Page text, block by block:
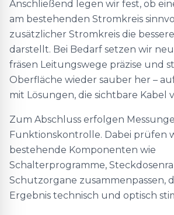
Anschließend legen wir fest, ob
am bestehenden Stromkreis
zusätzlicher Stromkreis die
darstellt. Bei Bedarf setzen wir
fräsen Leitungswege präzise und
Oberfläche wieder sauber her –
mit Lösungen, die sichtbare Kabel
Zum Abschluss erfolgen
Funktionskontrolle. Dabei prüfen
bestehende Komponenten wie
Schalterprogramme,
Schutzorgane zusammenpassen,
Ergebnis technisch und optisch